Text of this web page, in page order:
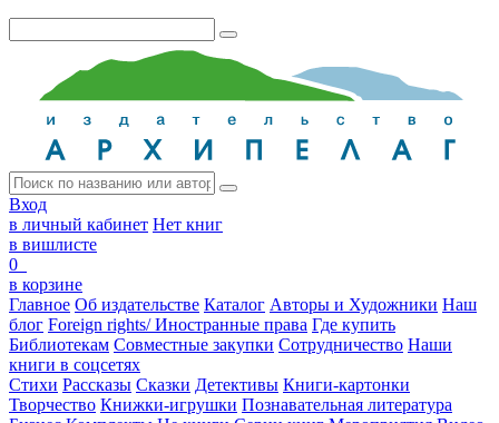
Вход
в личный кабинет Нет книг
в вишлисте
0
в корзине
Главное Об издательстве Каталог Авторы и Художники Наш
блог Foreign rights/ Иностранные права Где купить
Библиотекам Совместные закупки Сотрудничество Наши
книги в соцсетях
Стихи Рассказы Сказки Детективы Книги-картонки
Творчество Книжки-игрушки Познавательная литература